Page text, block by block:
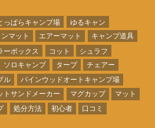
っぱらキャンプ場
ゆるキャン
マット エアーマット
キャンプ道具
ーボックス コット
シュラフ
ソロキャンプ タープ
チェアー
ル
パインウッドオートキャンプ場
トサンドメーカー マグカップ
マット
処分方法 初心者
口コミ